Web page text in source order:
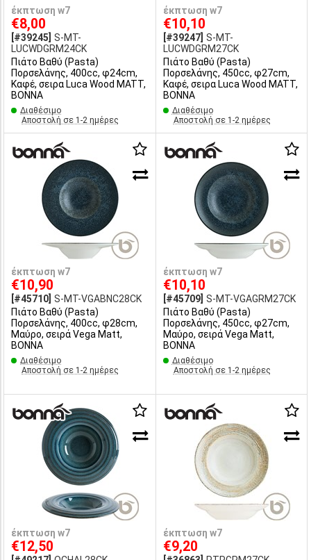
έκπτωση w7
€8,00
[#39245] S-MT-
LUCWDGRM24CK
Πιάτο Βαθύ (Pasta)
Πορσελάνης, 400cc, φ24cm,
Καφέ, σειρα Luca Wood MATT,
BONNA
Διαθέσιμο
Αποστολή σε 1-2 ημέρες
έκπτωση w7
€10,10
[#39247] S-MT-
LUCWDGRM27CK
Πιάτο Βαθύ (Pasta)
Πορσελάνης, 450cc, φ27cm,
Καφέ, σειρα Luca Wood MATT,
BONNA
Διαθέσιμο
Αποστολή σε 1-2 ημέρες
έκπτωση w7
€10,90
[#45710] S-MT-VGABNC28CK
Πιάτο Βαθύ (Pasta)
Πορσελάνης, 400cc, φ28cm,
Μαύρο, σειρά Vega Matt,
BONNA
Διαθέσιμο
Αποστολή σε 1-2 ημέρες
έκπτωση w7
€10,10
[#45709] S-MT-VGAGRM27CK
Πιάτο Βαθύ (Pasta)
Πορσελάνης, 450cc, φ27cm,
Μαύρο, σειρά Vega Matt,
BONNA
Διαθέσιμο
Αποστολή σε 1-2 ημέρες
έκπτωση w7
€12,50
έκπτωση w7
€9,20